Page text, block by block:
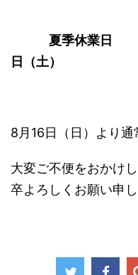
夏季休業日
8
日（土）
8月16日（日）より通
大変ご不便をおかけ
卒よろしくお願い申し